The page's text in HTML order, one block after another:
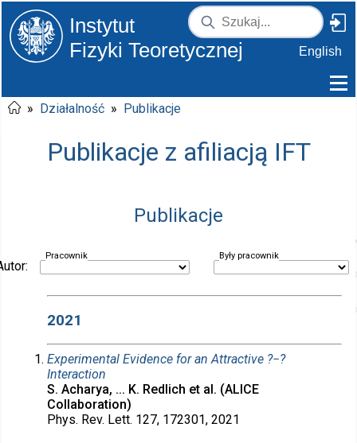
Instytut
Fizyki Teoretycznej
English
» Działalność » Publikacje
Publikacje z afiliacją IFT
Publikacje
Pracownik Były pracownik
2021
Experimental Evidence for an Attractive ?−?
Interaction
S. Acharya, ... K. Redlich et al. (ALICE
Collaboration)
Phys. Rev. Lett. 127, 172301, 2021